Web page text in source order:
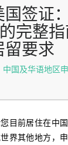
签证
完整
留要求
国及华语地区
目前居住在中
界其他地方，